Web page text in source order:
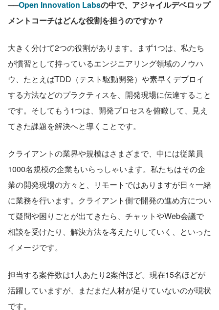
──Open Innovation Labsの中で、アジャイルデベロップ
メントコーチはどんな役割を担うのですか？
大きく分けて2つの役割があります。まず1つは、私たち
が慣習として持っているエンジニアリング領域のノウハ
ウ、たとえばTDD（テスト駆動開発）や素早くデプロイ
する方法などのプラクティスを、開発現場に伝達すること
です。そしてもう1つは、開発プロセスを俯瞰して、見え
てきた課題を解決へと導くことです。
クライアントの業界や規模はさまざまで、中には従業員
1000名規模の企業もいらっしゃいます。私たちはその企
業の開発現場の方々と、リモートではありますが日々一緒
に業務を行います。クライアント側で開発の進め方につい
て疑問や困りごとが出てきたら、チャットやWeb会議で
相談を受けたり、解決方法を考えたりしていく、といった
イメージです。
担当する案件数は1人あたり2案件ほど。現在15名ほどが
活躍していますが、まだまだ人材が足りていないのが現状
です。